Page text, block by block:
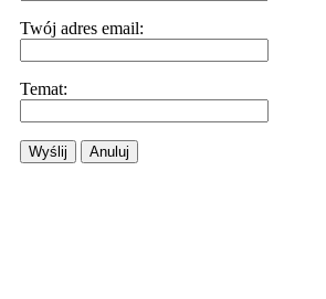
Twój adres email:
Temat:
Wyślij Anuluj